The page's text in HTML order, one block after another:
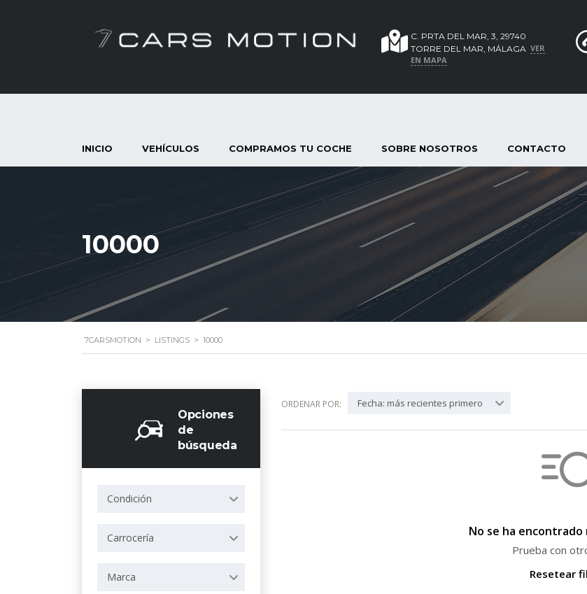
C. PRTA DEL MAR, 3, 29740
TORRE DEL MAR, MÁLAGA VER
EN MAPA
INICIO VEHÍCULOS COMPRAMOS TU COCHE SOBRE NOSOTROS CONTACTO
10000
7CARSMOTION > LISTINGS > 10000
Opciones
de
búsqueda
Condición
Carrocería
Marca
ORDENAR POR: Fecha: más recientes primero
No se ha
Prueba con
Resetear